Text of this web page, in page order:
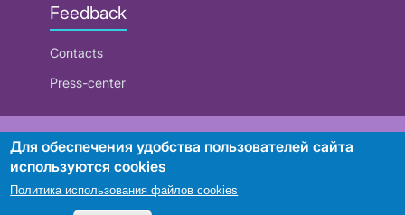
Feedback
Contacts
Press-center
RUE "Beltelecom"
Для обеспечения удобства пользователей сайта
используются cookies
Политика использования файлов cookies